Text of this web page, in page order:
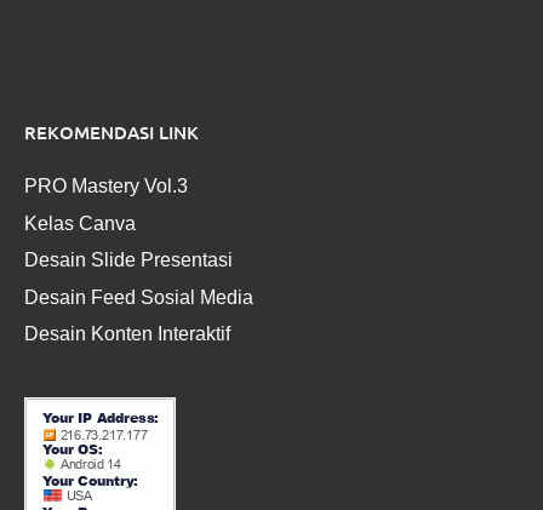
REKOMENDASI LINK
PRO Mastery Vol.3
Kelas Canva
Desain Slide Presentasi
Desain Feed Sosial Media
Desain Konten Interaktif